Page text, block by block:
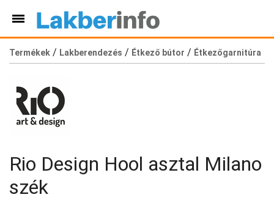
Termékek / Lakberendezés / Étkező bútor / Étkezőgarnitúra
Rio Design Hool asztal Milano
szék